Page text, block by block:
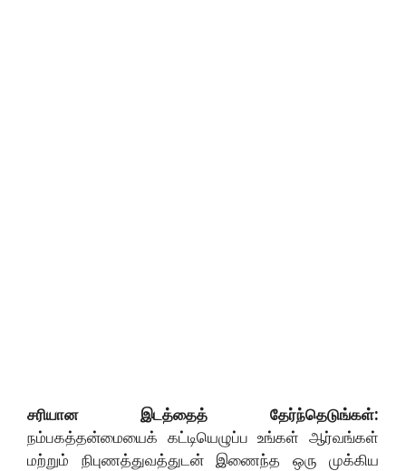
சரியான இடத்தைத் தேர்ந்தெடுங்கள்:
நம்பகத்தன்மையைக் கட்டியெழுப்ப உங்கள் ஆர்வங்கள்
மற்றும் நிபுணத்துவத்துடன் இணைந்த ஒரு முக்கிய